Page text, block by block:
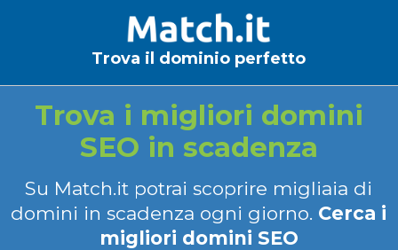
Trova il dominio perfetto
Trova i migliori domini
SEO in scadenza
Su Match.it potrai scoprire migliaia di
domini in scadenza ogni giorno. Cerca i
migliori domini SEO